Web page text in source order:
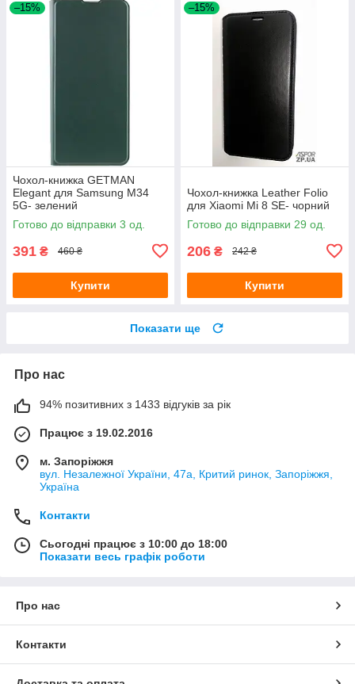
–15%
Чохол-книжка GETMAN
Elegant для Samsung M34
5G- зелений
Готово до відправки 3 од.
391 ₴ 460 ₴
Купити
–15%
Чохол-книжка Leather Folio
для Xiaomi Mi 8 SE- чорний
Готово до відправки 29 од.
206 ₴ 242 ₴
Купити
Показати ще
Про нас
94% позитивних з 1433 відгуків за рік
Працює з 19.02.2016
м. Запоріжжя
вул. Незалежної України, 47а, Критий ринок, Запоріжжя,
Україна
Контакти
Сьогодні працює з 10:00 до 18:00
Показати весь графік роботи
Про нас
Контакти